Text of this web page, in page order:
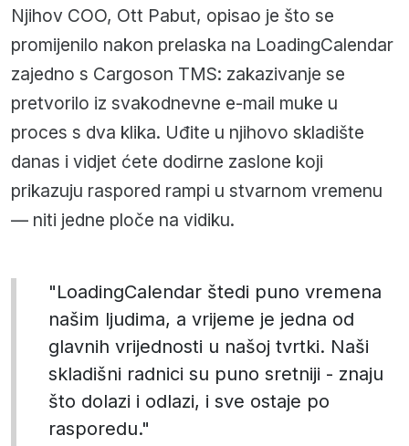
Njihov COO, Ott Pabut, opisao je što se
promijenilo nakon prelaska na LoadingCalendar
zajedno s Cargoson TMS: zakazivanje se
pretvorilo iz svakodnevne e-mail muke u
proces s dva klika. Uđite u njihovo skladište
danas i vidjet ćete dodirne zaslone koji
prikazuju raspored rampi u stvarnom vremenu
— niti jedne ploče na vidiku.
"LoadingCalendar štedi puno vremena
našim ljudima, a vrijeme je jedna od
glavnih vrijednosti u našoj tvrtki. Naši
skladišni radnici su puno sretniji - znaju
što dolazi i odlazi, i sve ostaje po
rasporedu."